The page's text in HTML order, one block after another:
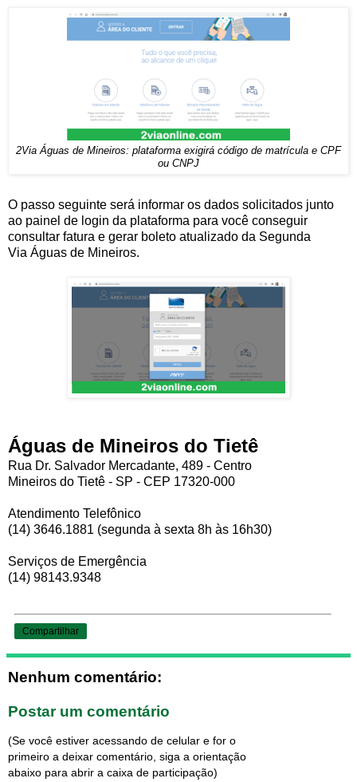
2Via Águas de Mineiros: plataforma exigirá código de matrícula e CPF
ou CNPJ
O passo seguinte será informar os dados solicitados junto
ao painel de login da plataforma para você conseguir
consultar fatura e gerar boleto atualizado da Segunda
Via Águas de Mineiros.
Águas de Mineiros do Tietê
Rua Dr. Salvador Mercadante, 489 - Centro
Mineiros do Tietê - SP - CEP 17320-000
Atendimento Telefônico
(14) 3646.1881 (segunda à sexta 8h às 16h30)
Serviços de Emergência
(14) 98143.9348
Compartilhar
Nenhum comentário:
Postar um comentário
(Se você estiver acessando de celular e for o
primeiro a deixar comentário, siga a orientação
abaixo para abrir a caixa de participação)